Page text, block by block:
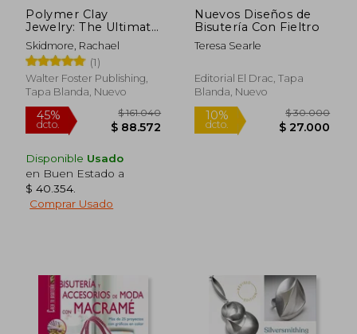
Polymer Clay
Jewelry: The Ultimate
Guide to Making
Wearable art Earrings
(Art Makers) (en
Inglés)
Skidmore, Rachael
(1)
Walter Foster Publishing,
Tapa Blanda, Nuevo
Disponible Usado
en Buen Estado a
$ 40.354
Comprar Usado
Nuevos Diseños de
Bisutería Con Fieltro
Teresa Searle
Editorial El Drac, Tapa
Blanda, Nuevo